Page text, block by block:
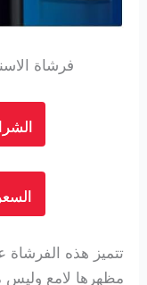
فرشاة
تتميز هذه الفرشاة
مظهرها لامع